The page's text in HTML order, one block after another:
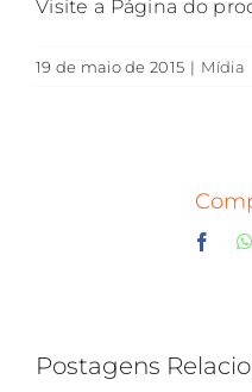
Visite a Página do
19 de maio de 2015 | Mídia
Postagens